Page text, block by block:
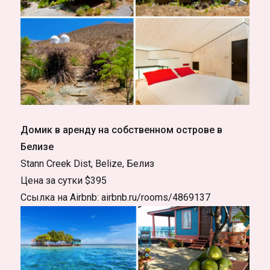
Домик в аренду на собственном острове в
Белизе
Stann Creek Dist, Belize, Белиз
Цена за сутки $395
Ссылка на Airbnb: airbnb.ru/rooms/4869137